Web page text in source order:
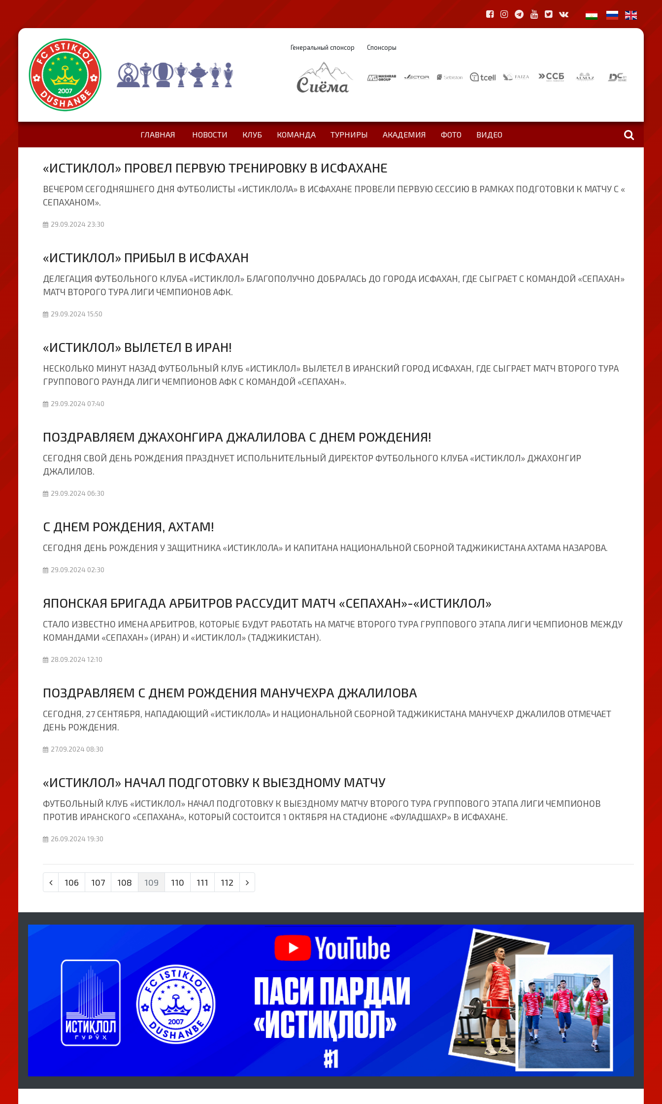
Генеральный спонсор Спонсоры
ГЛАВНАЯ НОВОСТИ КЛУБ КОМАНДА ТУРНИРЫ АКАДЕМИЯ ФОТО ВИДЕО
«ИСТИКЛОЛ» ПРОВЕЛ ПЕРВУЮ ТРЕНИРОВКУ В ИСФАХАНЕ
ВЕЧЕРОМ СЕГОДНЯШНЕГО ДНЯ ФУТБОЛИСТЫ «ИСТИКЛОЛА» В ИСФАХАНЕ ПРОВЕЛИ ПЕРВУЮ СЕССИЮ В РАМКАХ ПОДГОТОВКИ К МАТЧУ С «
СЕПАХАНОМ».
29.09.2024 23:30
«ИСТИКЛОЛ» ПРИБЫЛ В ИСФАХАН
ДЕЛЕГАЦИЯ ФУТБОЛЬНОГО КЛУБА «ИСТИКЛОЛ» БЛАГОПОЛУЧНО ДОБРАЛАСЬ ДО ГОРОДА ИСФАХАН, ГДЕ СЫГРАЕТ С КОМАНДОЙ «СЕПАХАН»
МАТЧ ВТОРОГО ТУРА ЛИГИ ЧЕМПИОНОВ АФК.
29.09.2024 15:50
«ИСТИКЛОЛ» ВЫЛЕТЕЛ В ИРАН!
НЕСКОЛЬКО МИНУТ НАЗАД ФУТБОЛЬНЫЙ КЛУБ «ИСТИКЛОЛ» ВЫЛЕТЕЛ В ИРАНСКИЙ ГОРОД ИСФАХАН, ГДЕ СЫГРАЕТ МАТЧ ВТОРОГО ТУРА
ГРУППОВОГО РАУНДА ЛИГИ ЧЕМПИОНОВ АФК С КОМАНДОЙ «СЕПАХАН».
29.09.2024 07:40
ПОЗДРАВЛЯЕМ ДЖАХОНГИРА ДЖАЛИЛОВА С ДНЕМ РОЖДЕНИЯ!
СЕГОДНЯ СВОЙ ДЕНЬ РОЖДЕНИЯ ПРАЗДНУЕТ ИСПОЛЬНИТЕЛЬНЫЙ ДИРЕКТОР ФУТБОЛЬНОГО КЛУБА «ИСТИКЛОЛ» ДЖАХОНГИР
ДЖАЛИЛОВ.
29.09.2024 06:30
C ДНЕМ РОЖДЕНИЯ, АХТАМ!
СЕГОДНЯ ДЕНЬ РОЖДЕНИЯ У ЗАЩИТНИКА «ИСТИКЛОЛА» И КАПИТАНА НАЦИОНАЛЬНОЙ СБОРНОЙ ТАДЖИКИСТАНА АХТАМА НАЗАРОВА.
29.09.2024 02:30
ЯПОНСКАЯ БРИГАДА АРБИТРОВ РАССУДИТ МАТЧ «СЕПАХАН»-«ИСТИКЛОЛ»
СТАЛО ИЗВЕСТНО ИМЕНА АРБИТРОВ, КОТОРЫЕ БУДУТ РАБОТАТЬ НА МАТЧЕ ВТОРОГО ТУРА ГРУППОВОГО ЭТАПА ЛИГИ ЧЕМПИОНОВ МЕЖДУ
КОМАНДАМИ «СЕПАХАН» (ИРАН) И «ИСТИКЛОЛ» (ТАДЖИКИСТАН).
28.09.2024 12:10
ПОЗДРАВЛЯЕМ С ДНЕМ РОЖДЕНИЯ МАНУЧЕХРА ДЖАЛИЛОВА
СЕГОДНЯ, 27 СЕНТЯБРЯ, НАПАДАЮЩИЙ «ИСТИКЛОЛА» И НАЦИОНАЛЬНОЙ СБОРНОЙ ТАДЖИКИСТАНА МАНУЧЕХР ДЖАЛИЛОВ ОТМЕЧАЕТ
ДЕНЬ РОЖДЕНИЯ.
27.09.2024 08:30
«ИСТИКЛОЛ» НАЧАЛ ПОДГОТОВКУ К ВЫЕЗДНОМУ МАТЧУ
ФУТБОЛЬНЫЙ КЛУБ «ИСТИКЛОЛ» НАЧАЛ ПОДГОТОВКУ К ВЫЕЗДНОМУ МАТЧУ ВТОРОГО ТУРА ГРУППОВОГО ЭТАПА ЛИГИ ЧЕМПИОНОВ
ПРОТИВ ИРАНСКОГО «СЕПАХАНА», КОТОРЫЙ СОСТОИТСЯ 1 ОКТЯБРЯ НА СТАДИОНЕ «ФУЛАДШАХР» В ИСФАХАНЕ.
26.09.2024 19:30
106 107 108 109 110 111 112